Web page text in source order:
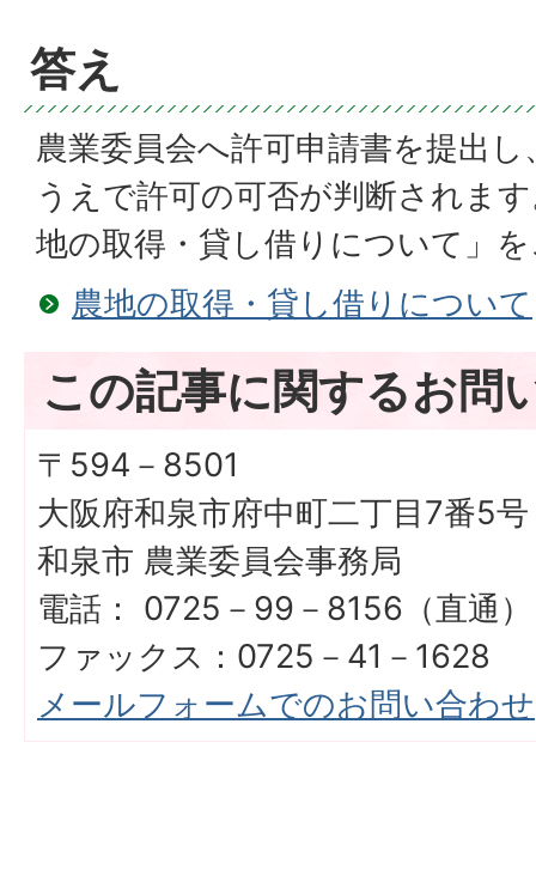
答え
農業委員会へ許可申請書を提出
うえで許可の可否が判断されま
地の取得・貸し借りについて」
農地の取得・貸し借りについて
この記事に関するお問
〒594－8501
大阪府和泉市府中町二丁目7番5号
和泉市 農業委員会事務局
電話： 0725－99－8156（直通）
ファックス：0725－41－1628
メールフォームでのお問い合わせ